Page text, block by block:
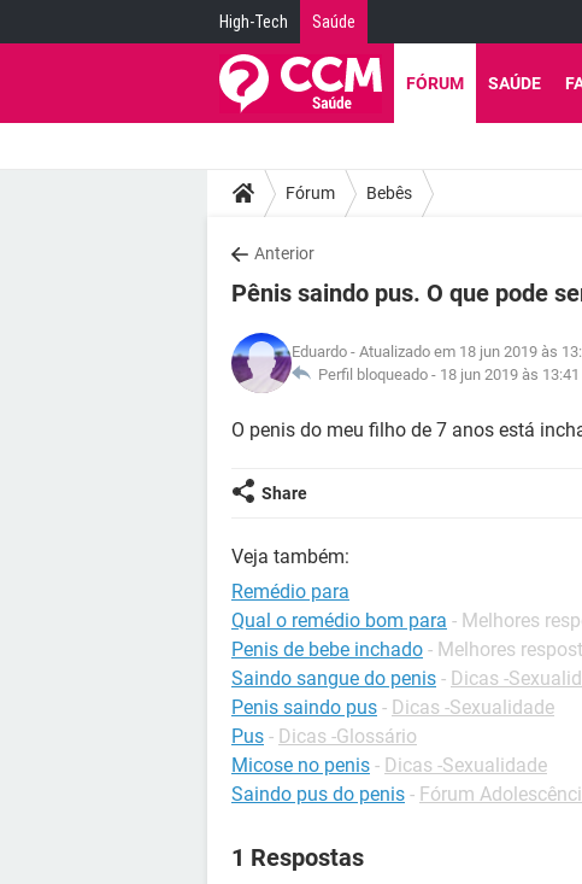
High-Tech Saúde
FÓRUM SAÚDE
Fórum Bebês
Anterior
Pênis saindo pus. O que pode
Eduardo - Atualizado em 18 jun 2019 às
Perfil bloqueado - 18 jun 2019 às 13:41
O penis do meu filho de 7 anos está
Share
Veja também:
Remédio para
Qual o remédio bom para - Melhores
Penis de bebe inchado - Melhores
Saindo sangue do penis - Dicas -
Penis saindo pus - Dicas -Sexualidade
Pus - Dicas -Glossário
Micose no penis - Dicas -Sexualidade
Saindo pus do penis - Fórum
1 Respostas